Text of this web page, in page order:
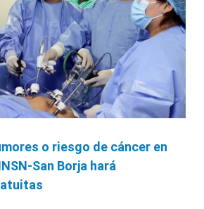
o riesgo de cáncer en
San Borja hará